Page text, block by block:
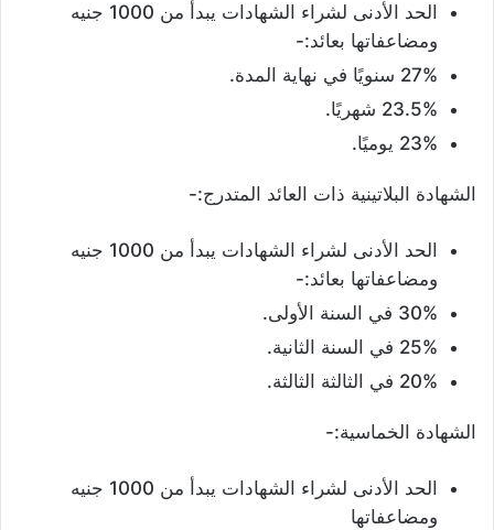
الحد الأدنى لشراء الشهادات يبدأ من 1000 جنيه
ومضاعفاتها بعائد:-
27% سنويًا في نهاية المدة.
23.5% شهريًا.
23% يوميًا.
الشهادة البلاتينية ذات العائد المتدرج:-
الحد الأدنى لشراء الشهادات يبدأ من 1000 جنيه
ومضاعفاتها بعائد:-
30% في السنة الأولى.
25% في السنة الثانية.
20% في الثالثة الثالثة.
الشهادة الخماسية:-
الحد الأدنى لشراء الشهادات يبدأ من 1000 جنيه
ومضاعفاتها